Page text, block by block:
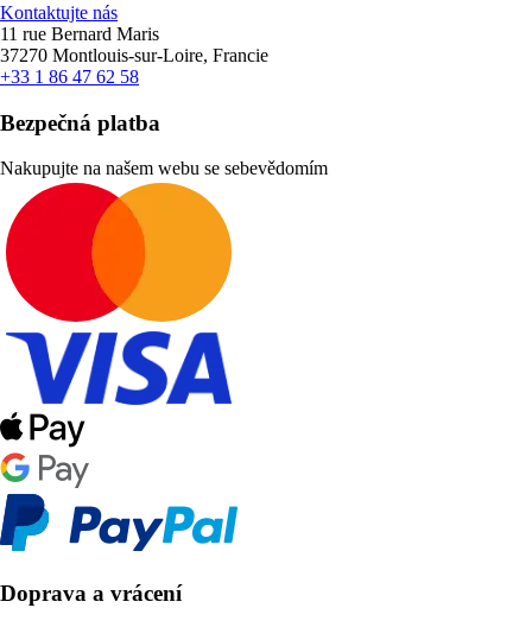
Kontaktujte nás
11 rue Bernard Maris
37270 Montlouis-sur-Loire, Francie
+33 1 86 47 62 58
Bezpečná platba
Nakupujte na našem webu se sebevědomím
Doprava a vrácení